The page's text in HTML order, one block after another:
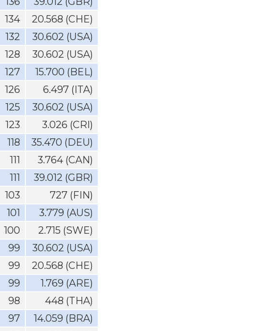
134
20.568 (CHE)
132
30.602 (USA)
128
30.602 (USA)
127
15.700 (BEL)
126
6.497 (ITA)
125
30.602 (USA)
123
3.026 (CRI)
118
35.470 (DEU)
111
3.764 (CAN)
111
39.012 (GBR)
103
727 (FIN)
101
3.779 (AUS)
100
2.715 (SWE)
99
30.602 (USA)
99
20.568 (CHE)
99
1.769 (ARE)
98
448 (THA)
97
14.059 (BRA)